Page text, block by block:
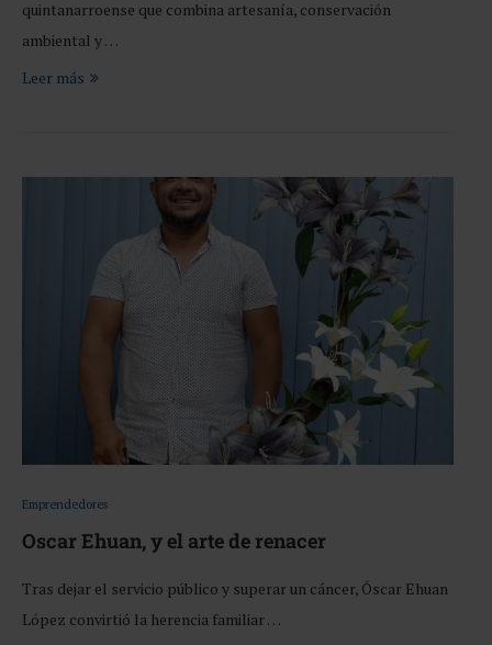
quintanarroense que combina artesanía, conservación
ambiental y …
Leer más
Emprendedores
Oscar Ehuan, y el arte de renacer
Tras dejar el servicio público y superar un cáncer, Óscar Ehuan
López convirtió la herencia familiar …